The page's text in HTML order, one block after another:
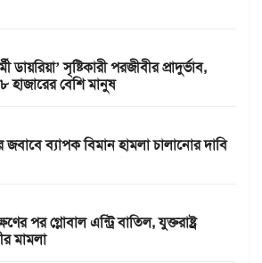
ডায়রিয়া’ সৃষ্টিকারী পরজীবীর প্রাদুর্ভাব,
হাজারের বেশি মানুষ
জবাবে ব্যাপক বিমান হামলা চালানোর দাবি
পর গ্লোবাল এন্ট্রি বাতিল, যুক্তরাষ্ট্র
মামলা